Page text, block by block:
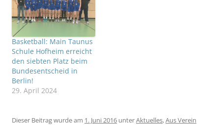
Basketball: Main Taunus
Schule Hofheim erreicht
den siebten Platz beim
Bundesentscheid in
Berlin!
29. April 2024
Dieser Beitrag wurde am 1. Juni 2016 unterAktuelles,Aus Verein